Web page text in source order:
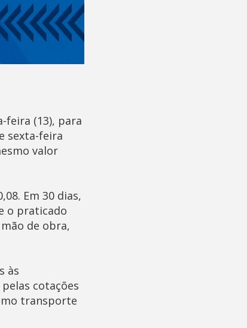
feira (13), para
sexta-feira
valor
Em 30 dias,
o praticado
de obra,
às
cotações
transporte